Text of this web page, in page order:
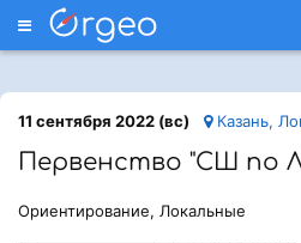
Меню
11 сентября 2022 (вс) Казань,
Первенство "СШ по
Ориентирование, Локальные